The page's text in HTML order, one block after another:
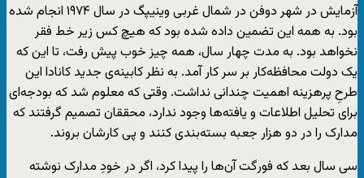
آزمایش در شهر دوفن در شمال غربی وینیپگ در سال ۱۹۷۴ انجام شده
بود. به همه این تضمین داده شده بود که هیچ کس زیر خط فقر
نخواهد بود. به مدت چهار سال، همه چیز خوب پیش رفت، تا این که
یک دولت محافظه‌کار بر سر کار آمد. به نظر کابینه‌ی جدید کانادا این
طرحِ پرهزینه اهمیت چندانی نداشت. وقتی که معلوم شد که بودجه‌ای
برای تحلیل اطلاعات و یافته‌ها وجود ندارد، محققان تصمیم گرفتند که
مدارک را در دو هزار جعبه بسته‌بندی کنند و پی کارشان بروند.
سی سال بعد که فورگت آن‌ها را پیدا کرد، اگر در خودِ مدارک نوشته